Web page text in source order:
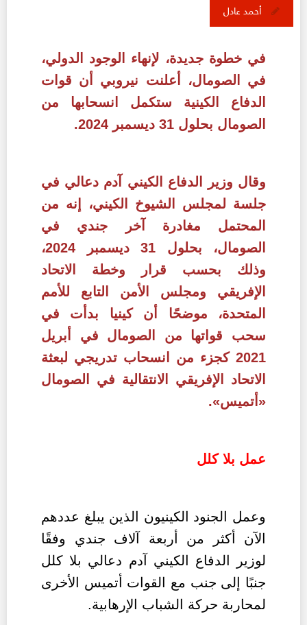
أحمد عادل
في خطوة جديدة، لإنهاء الوجود الدولي،
في الصومال، أعلنت نيروبي أن قوات
الدفاع الكينية ستكمل انسحابها من
الصومال بحلول 31 ديسمبر 2024.
وقال وزير الدفاع الكيني آدم دعالي في
جلسة لمجلس الشيوخ الكيني، إنه من
المحتمل مغادرة آخر جندي في
الصومال، بحلول 31 ديسمبر 2024،
وذلك بحسب قرار وخطة الاتحاد
الإفريقي ومجلس الأمن التابع للأمم
المتحدة، موضحًا أن كينيا بدأت في
سحب قواتها من الصومال في أبريل
2021 كجزء من انسحاب تدريجي لبعثة
الاتحاد الإفريقي الانتقالية في الصومال
«أتميس».
عمل بلا كلل
وعمل الجنود الكينيون الذين يبلغ عددهم
الآن أكثر من أربعة آلاف جندي وفقًا
لوزير الدفاع الكيني آدم دعالي بلا كلل
جنبًا إلى جنب مع القوات أتميس الأخرى
لمحاربة حركة الشباب الإرهابية.